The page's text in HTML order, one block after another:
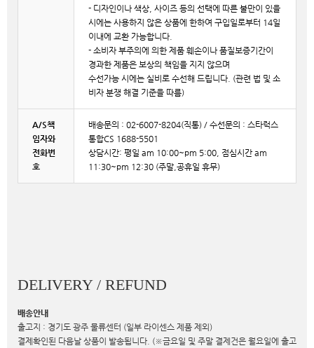
- 디자인이나 색상, 사이즈 등의 선택에 따른 불만이 있을
시에는 사용하지 않은 상품에 한하여 구입일로부터 14일
이내에 교환 가능합니다.
- 소비자 부주의에 의한 제품 훼손이나 품질보증기간이
경과한 제품은 보상의 책임을 지지 않으며
수선가능 시에는 실비로 수선해 드립니다. (관련 법 및 소
비자 분쟁 해결 기준을 따름)
A/S책
임자와
전화번
호
배송문의 : 02-6007-8204(직통) / 수선문의 : 스타럭스
통합CS 1688-5501
상담시간: 평일 am 10:00~pm 5:00, 점심시간 am
11:30~pm 12:30 (주말,공휴일 휴무)
DELIVERY / REFUND
배송안내
출고지 : 경기도 광주 물류센터 (일부 라이센스 제품 제외)
결제확인된 다음날 상품이 발송됩니다. (※금요일 및 주말 결제건은 월요일에 출고